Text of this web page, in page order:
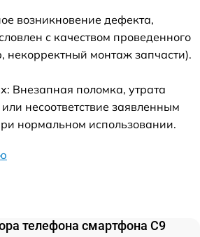
возникновение дефекта,
с качеством проведенного
некорректный монтаж запчасти).
Внезапная поломка, утрата
несоответствие заявленным
нормальном использовании.
телефона смартфона C9